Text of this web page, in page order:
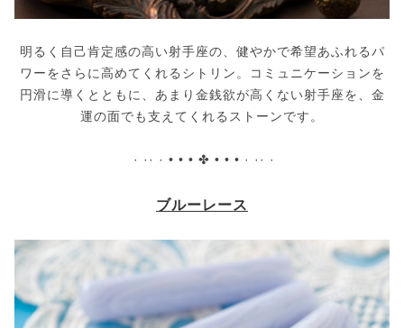
明るく自己肯定感の高い射手座の、健やかで希望あふれるパ
ワーをさらに高めてくれるシトリン。コミュニケーションを
円滑に導くとともに、あまり金銭欲が高くない射手座を、金
運の面でも支えてくれるストーンです。
· ·· · • • • ✤ • • • · ·· ·
ブルーレース